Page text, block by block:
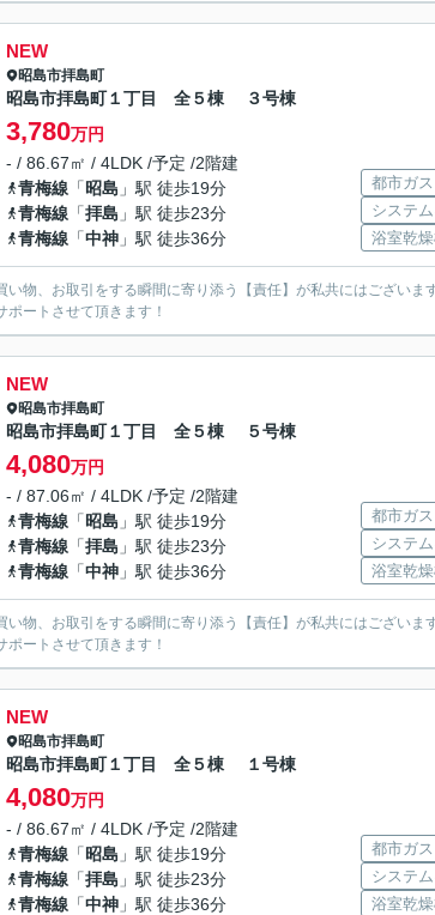
NEW
昭島市拝島町
昭島市拝島町１丁目 全５棟 ３号棟
3,780万円
- / 86.67㎡ / 4LDK /予定 /2階建
青梅線 「昭島 」駅 徒歩19分
青梅線 「拝島 」駅 徒歩23分
青梅線 「中神 」駅 徒歩36分
都市ガス
システ
浴室乾
物、お取引をする瞬間に寄り添う【責任】が私共にはございま
ートさせて頂きます！
NEW
昭島市拝島町
昭島市拝島町１丁目 全５棟 ５号棟
4,080万円
- / 87.06㎡ / 4LDK /予定 /2階建
青梅線 「昭島 」駅 徒歩19分
青梅線 「拝島 」駅 徒歩23分
青梅線 「中神 」駅 徒歩36分
都市ガス
システ
浴室乾
物、お取引をする瞬間に寄り添う【責任】が私共にはございま
ートさせて頂きます！
NEW
昭島市拝島町
昭島市拝島町１丁目 全５棟 １号棟
4,080万円
- / 86.67㎡ / 4LDK /予定 /2階建
青梅線 「昭島 」駅 徒歩19分
青梅線 「拝島 」駅 徒歩23分
青梅線 「中神 」駅 徒歩36分
都市ガス
システ
浴室乾